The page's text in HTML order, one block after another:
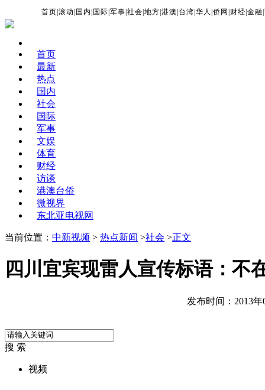
首页 |滚动 国内 国际 |军事 |社会 |地方 |港澳 台湾 |华人 |侨网 财经 |金融 |
首页
最新
热点
国内
社会
国际
军事
文娱
体育
财经
访谈
港澳台侨
微视界
东北亚电视网
当前位置： 中新视频 > 热点新闻 >社会 >正文
四川宜宾现雷人宣传标语：不
发布时间：2013年
搜 索
视频